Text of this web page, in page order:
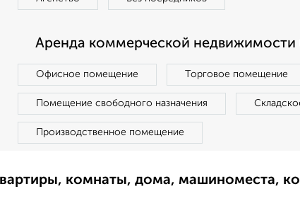
Аренда коммерческой недвижимости
Офисное помещение Торговое помещение
Помещение свободного назначения
Производственное помещение
комнаты, дома, машиноместа,